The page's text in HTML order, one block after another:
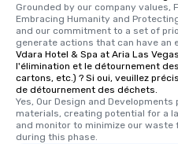
Grounded by our company values,
Embracing Humanity and
and our commitment to a set of
generate actions that can have an
Vdara Hotel & Spa at Aria Las
l'élimination et le détournement
cartons, etc.) ? Si oui, veuillez
de détournement des déchets.
Yes, Our Design and
materials, creating potential for a
and monitor to minimize our
during this phase.